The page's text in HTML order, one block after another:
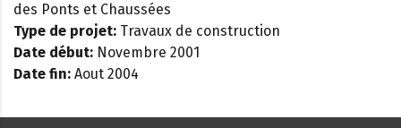
des Ponts et Chaussées
Type de projet: Travaux de construction
Date début: Novembre 2001
Date fin: Aout 2004